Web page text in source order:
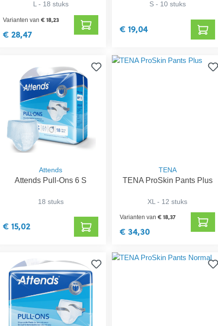
L - 18 stuks
Varianten van€ 18,23
€ 28,47
S - 10 stuks
€ 19,04
Attends
Attends Pull-Ons 6 S
18 stuks
€ 15,02
TENA
TENA ProSkin Pants Plus
XL - 12 stuks
Varianten van€ 18,37
€ 34,30